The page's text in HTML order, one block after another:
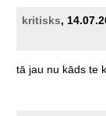
kritisks,
tā jau nu kāds te